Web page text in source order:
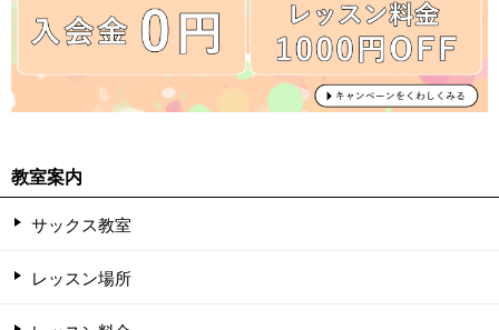
教室案内
サックス教室
レッスン場所